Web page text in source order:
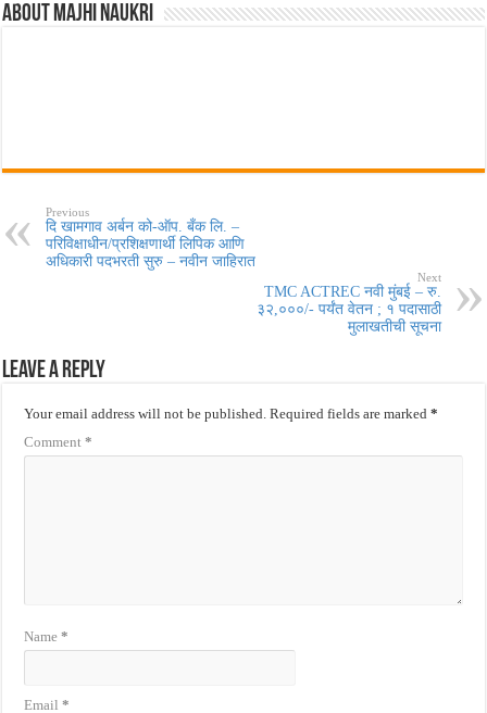
About Majhi Naukri
Previous
दि खामगाव अर्बन को-ऑप. बँक लि. –
परिविक्षाधीन/प्रशिक्षणार्थी लिपिक आणि
अधिकारी पदभरती सुरु – नवीन जाहिरात
Next
TMC ACTREC नवी मुंबई – रु.
३२,०००/- पर्यंत वेतन ; १ पदासाठी
मुलाखतीची सूचना
Leave a Reply
Your email address will not be published. Required fields are marked*
Comment*
Name*
Email*